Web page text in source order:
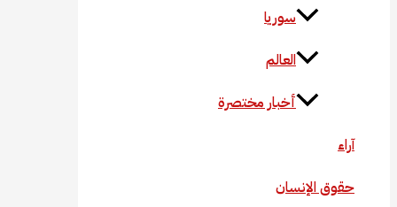
سوريا
العالم
أخبار مختصرة
آراء
حقوق الإنسان